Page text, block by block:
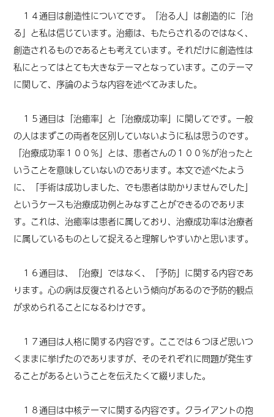
１４通目は創造性についてです。「治る人」は創造的に「治
る」と私は信じています。治癒は、もたらされるのではなく、
創造されるものであるとも考えています。それだけに創造性は
私にとってはとても大きなテーマとなっています。このテーマ
に関して、序論のような内容を述べてみました。
１５通目は「治癒率」と「治療成功率」に関してです。一般
の人はまずこの両者を区別していないように私は思うのです。
「治療成功率１００％」とは、患者さんの１００％が治ったと
いうことを意味していないのであります。本文で述べたよう
に、「手術は成功しました、でも患者は助かりませんでした」
というケースも治療成功例とみなすことができるのでありま
す。これは、治癒率は患者に属しており、治療成功率は治療者
に属しているものとして捉えると理解しやすいかと思います。
１６通目は、「治療」ではなく、「予防」に関する内容であ
ります。心の病は反復されるという傾向があるので予防的観点
が求められることになるわけです。
１７通目は人格に関する内容です。ここでは６つほど思いつ
くままに挙げたのでありますが、そのそれぞれに問題が発生す
ることがあるということを伝えたくて綴りました。
１８通目は中核テーマに関する内容です。クライアントの抱